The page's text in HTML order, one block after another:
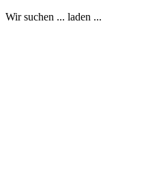
Wir suchen ... laden ...